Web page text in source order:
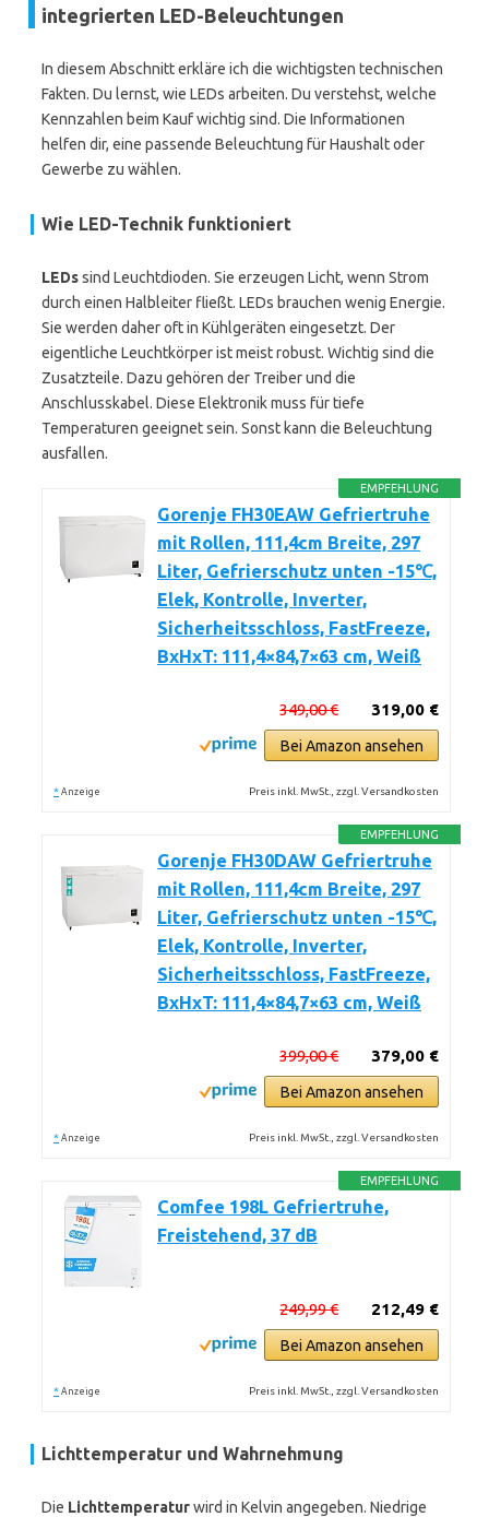
integrierten LED-Beleuchtungen
In diesem Abschnitt erkläre ich die wichtigsten technischen
Fakten. Du lernst, wie LEDs arbeiten. Du verstehst, welche
Kennzahlen beim Kauf wichtig sind. Die Informationen
helfen dir, eine passende Beleuchtung für Haushalt oder
Gewerbe zu wählen.
Wie LED-Technik funktioniert
LEDssind Leuchtdioden. Sie erzeugen Licht, wenn Strom
durch einen Halbleiter fließt. LEDs brauchen wenig Energie.
Sie werden daher oft in Kühlgeräten eingesetzt. Der
eigentliche Leuchtkörper ist meist robust. Wichtig sind die
Zusatzteile. Dazu gehören der Treiber und die
Anschlusskabel. Diese Elektronik muss für tiefe
Temperaturen geeignet sein. Sonst kann die Beleuchtung
ausfallen.
EMPFEHLUNG
Gorenje FH30EAW Gefriertruhe
mit Rollen, 111,4cm Breite, 297
Liter, Gefrierschutz unten -15℃,
Elek, Kontrolle, Inverter,
Sicherheitsschloss, FastFreeze,
BxHxT: 111,4×84,7×63 cm, Weiß
319,00 €
349,00 €
Bei Amazon ansehen
* Anzeige Preis inkl. MwSt., zzgl. Versandkosten
EMPFEHLUNG
Gorenje FH30DAW Gefriertruhe
mit Rollen, 111,4cm Breite, 297
Liter, Gefrierschutz unten -15℃,
Elek, Kontrolle, Inverter,
Sicherheitsschloss, FastFreeze,
BxHxT: 111,4×84,7×63 cm, Weiß
379,00 €
399,00 €
Bei Amazon ansehen
* Anzeige Preis inkl. MwSt., zzgl. Versandkosten
EMPFEHLUNG
Comfee 198L Gefriertruhe,
Freistehend, 37 dB
212,49 €
249,99 €
Bei Amazon ansehen
* Anzeige Preis inkl. MwSt., zzgl. Versandkosten
Lichttemperatur und Wahrnehmung
Die Lichttemperaturwird in Kelvin angegeben. Niedrige